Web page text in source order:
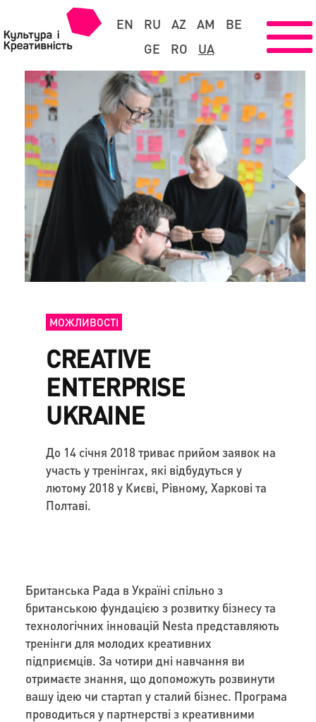
EN RU AZ AM
BE
GE
RO UA
МОЖЛИВОСТІ
CREATIVE
ENTERPRISE
UKRAINE
До 14 січня 2018 триває прийом заявок на
участь у тренінгах, які відбудуться у
лютому 2018 у Києві, Рівному, Харкові та
Полтаві.
Британська Рада в Україні спільно з
британською фундацією з розвитку бізнесу та
технологічних інновацій Nesta представляють
тренінги для молодих креативних
підприємців. За чотири дні навчання ви
отримаєте знання, що допоможуть розвинути
вашу ідею чи стартап у сталий бізнес. Програма
проводиться у партнерстві з креативними